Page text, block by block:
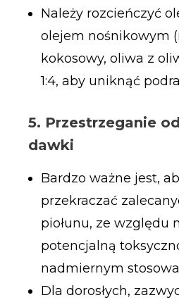
Należy rozcieńczyć
olejem nośnikowym
kokosowy, oliwa z
1:4, aby uniknąć
5. Przestrzeganie
dawki
Bardzo ważne jest,
przekraczać
piołunu, ze względu
potencjalną
nadmiernym
Dla dorosłych,